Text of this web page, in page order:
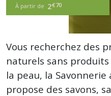
À partir de 2€70
À partir de 2€70
Vous recherchez des
naturels sans
la peau, la
propose des savons,